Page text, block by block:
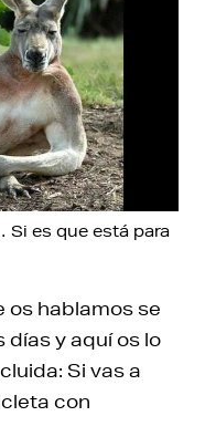
es que está para
os hablamos se
días y aquí os lo
Si vas a
con